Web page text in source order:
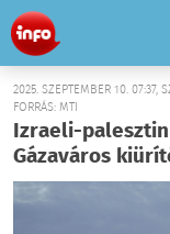
2025. SZEPTEMBER 10. 07:37,
FORRÁS: MTI
Izraeli-
Gázaváros